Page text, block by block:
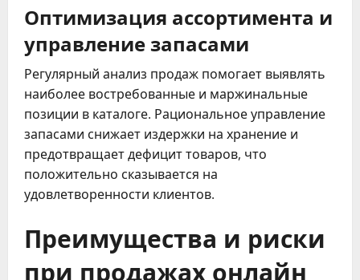
Оптимизация ассортимента и
управление запасами
Регулярный анализ продаж помогает выявлять
наиболее востребованные и маржинальные
позиции в каталоге. Рациональное управление
запасами снижает издержки на хранение и
предотвращает дефицит товаров, что
положительно сказывается на
удовлетворенности клиентов.
Преимущества и риски
при продажах онлайн